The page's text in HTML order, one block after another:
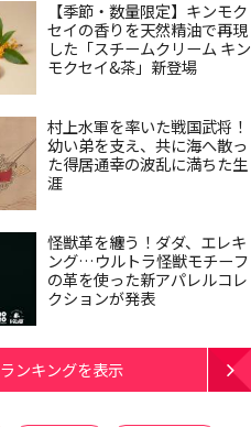
【季節・数量限定】キンモク
セイの香りを天然精油で再現
した「スチームクリーム キン
モクセイ&茶」新登場
村上水軍を率いた戦国武将！
幼い弟を支え、共に海へ散っ
た得居通幸の波乱に満ちた生
涯
怪獣革を纏う！ダダ、エレキ
ング…ウルトラ怪獣モチーフ
の革を使った新アパレルコレ
クションが発表
ランキングを表示